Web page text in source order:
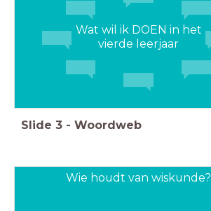
Wat wil ik DOEN in het
vierde leerjaar
Slide 3 - Woordweb
Wie houdt van wiskunde?